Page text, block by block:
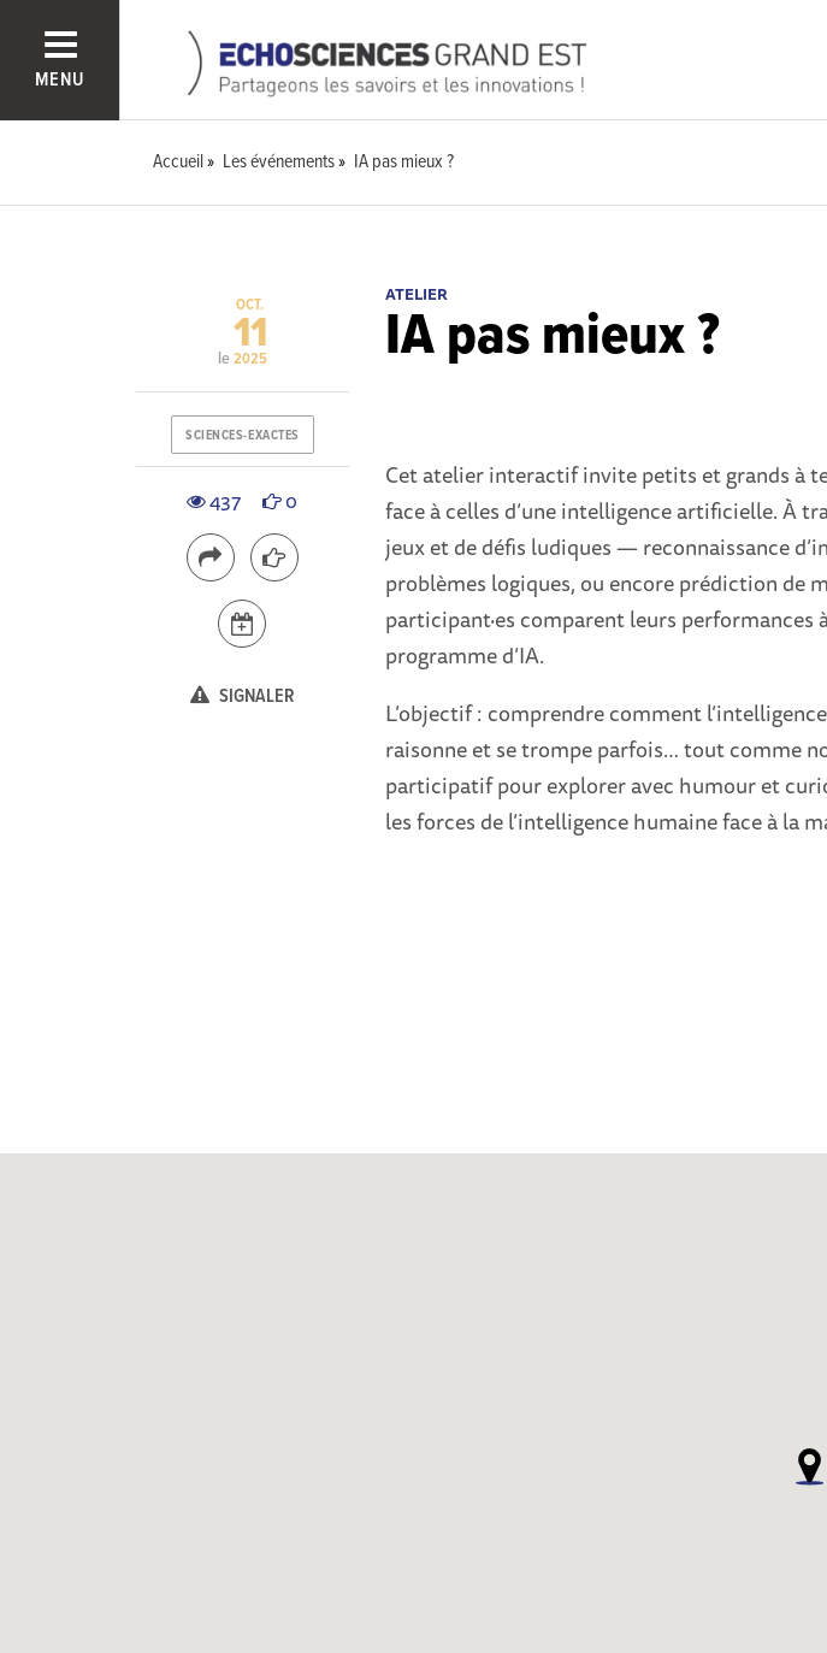
MENU
Accueil Les événements IA pas mieux ?
ATELIER
IA pas mieux ?
Cet atelier interactif invite petits et grands à
face à celles d’une intelligence artificielle. À
jeux et de défis ludiques — reconnaissance
problèmes logiques, ou encore prédiction de
participant·es comparent leurs performances
programme d’IA.
L’objectif : comprendre comment
raisonne et se trompe parfois… tout comme
participatif pour explorer avec humour et
les forces de l’intelligence humaine face à la
le
OCT.
11
2025
SCIENCES-EXACTES
437 0
SIGNALER